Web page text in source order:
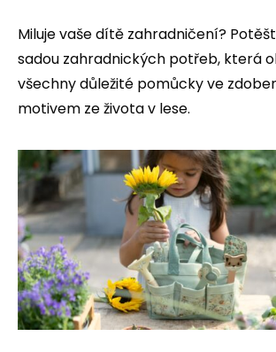
Miluje vaše dítě zahradničení?
sadou zahradnických potřeb, která
všechny důležité pomůcky ve
motivem ze života v lese.